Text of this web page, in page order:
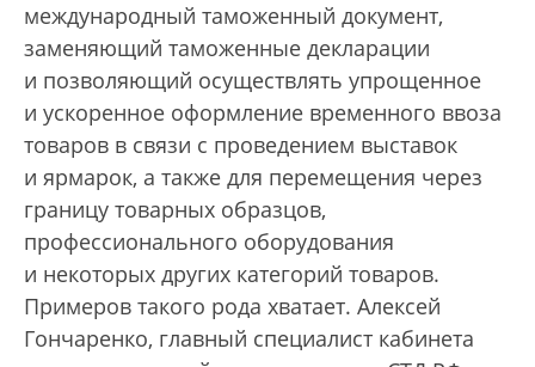
международный таможенный документ,
заменяющий таможенные декларации
и позволяющий осуществлять упрощенное
и ускоренное оформление временного ввоза
товаров в связи с проведением выставок
и ярмарок, а также для перемещения через
границу товарных образцов,
профессионального оборудования
и некоторых других категорий товаров.
Примеров такого рода хватает. Алексей
Гончаренко, главный специалист кабинета